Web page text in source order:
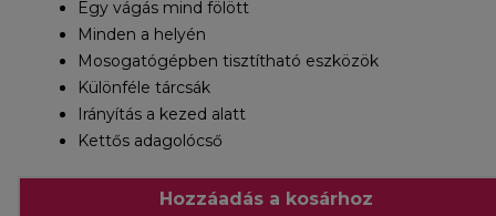
Egy vágás mind fölött
Minden a helyén
Mosogatógépben tisztítható eszközök
Különféle tárcsák
Irányítás a kezed alatt
Kettős adagolócső
Hozzáadás a kosárhoz